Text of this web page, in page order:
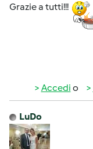
Grazie a tutti!!!
Accedi o
LuDo